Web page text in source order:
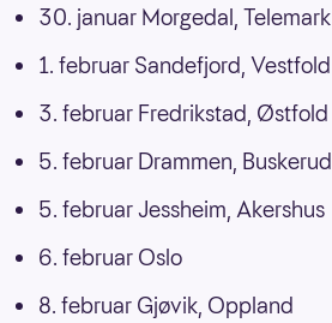
30. januar Morgedal, Telemark
1. februar Sandefjord, Vestfold
3. februar Fredrikstad, Østfold
5. februar Drammen, Buskerud
5. februar Jessheim, Akershus
6. februar Oslo
8. februar Gjøvik, Oppland